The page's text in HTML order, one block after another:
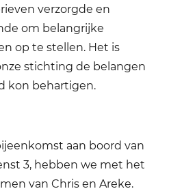
verzorgde en
om belangrijke
op te stellen. Het is
stichting de belangen
kon behartigen.
aan boord van
3, hebben we met het
van Chris en Areke.